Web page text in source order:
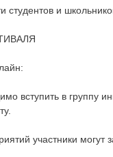
и
вступить в
участники могут